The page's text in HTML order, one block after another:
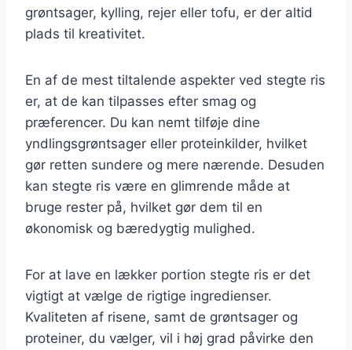
grøntsager, kylling, rejer eller tofu, er der altid
plads til kreativitet.
En af de mest tiltalende aspekter ved stegte ris
er, at de kan tilpasses efter smag og
præferencer. Du kan nemt tilføje dine
yndlingsgrøntsager eller proteinkilder, hvilket
gør retten sundere og mere nærende. Desuden
kan stegte ris være en glimrende måde at
bruge rester på, hvilket gør dem til en
økonomisk og bæredygtig mulighed.
For at lave en lækker portion stegte ris er det
vigtigt at vælge de rigtige ingredienser.
Kvaliteten af risene, samt de grøntsager og
proteiner, du vælger, vil i høj grad påvirke den